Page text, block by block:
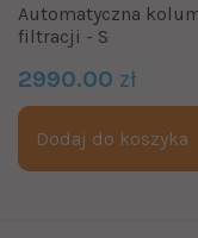
Automatyczna
filtracji - S
2990.00 zł
Dodaj do koszyka